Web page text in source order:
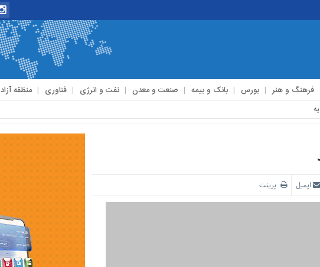
فرهنگ و هنر بورس بانک و بیمه صنعت و معدن نفت و انرژی فناوری منظقه آزاد
ایمیل پرینت